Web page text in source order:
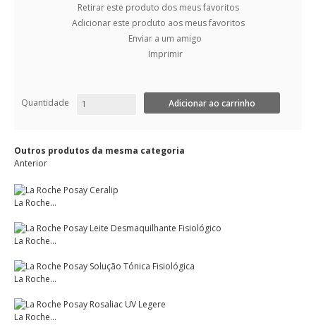
Retirar este produto dos meus favoritos
Adicionar este produto aos meus favoritos
Enviar a um amigo
Imprimir
Quantidade
Outros produtos da mesma categoria
Anterior
La Roche...
La Roche...
La Roche...
La Roche...